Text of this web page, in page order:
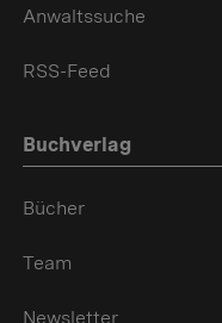
Anwaltssuche
RSS-Feed
Buchverlag
Bücher
Team
Newsletter